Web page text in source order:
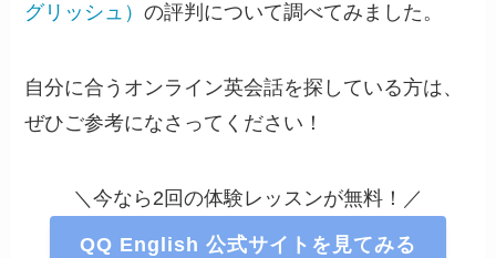
グリッシュ）の評判について調べてみました。
自分に合うオンライン英会話を探している方は、
ぜひご参考になさってください！
＼今なら2回の体験レッスンが無料！／
QQ English 公式サイトを見てみる